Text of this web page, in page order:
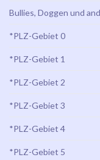
Bullies, Doggen und
*PLZ-Gebiet 0
*PLZ-Gebiet 1
*PLZ-Gebiet 2
*PLZ-Gebiet 3
*PLZ-Gebiet 4
*PLZ-Gebiet 5